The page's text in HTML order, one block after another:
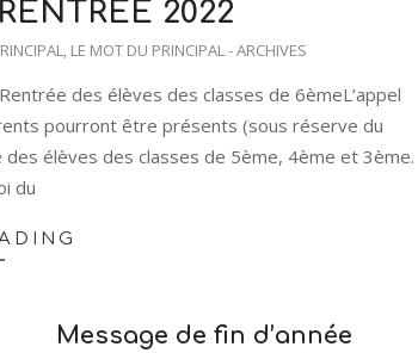
2022
, LE MOT DU PRINCIPAL - ARCHIVES
des élèves des classes de 6èmeL’appel
pourront être présents (sous réserve du
élèves des classes de 5ème, 4ème et 3ème.
du
Message de fin d’année